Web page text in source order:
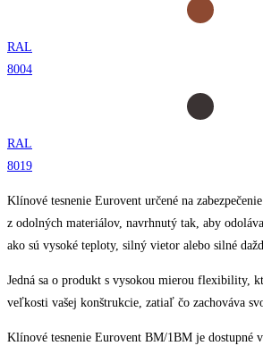
RAL
8004
RAL
8019
Klínové tesnenie Eurovent určené na
z odolných materiálov, navrhnutý tak, aby
ako sú vysoké teploty, silný vietor alebo silné
Jedná sa o produkt s vysokou mierou flexibility,
veľkosti vašej konštrukcie, zatiaľ čo zachováva
Klínové tesnenie Eurovent BM/1BM je dostupné